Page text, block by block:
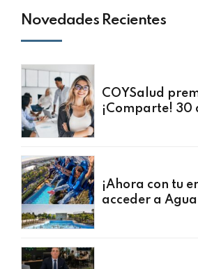
Novedades Recientes
COYSalud
¡Comparte! 30
¡Ahora con tu
acceder a